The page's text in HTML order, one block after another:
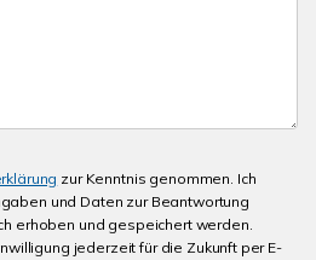
zur Kenntnis genommen. Ich
und Daten zur Beantwortung
erhoben und gespeichert werden.
jederzeit für die Zukunft per E-